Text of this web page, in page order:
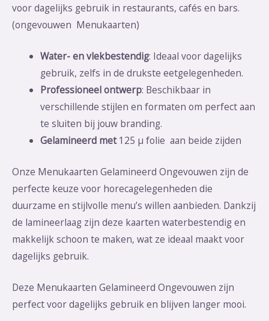
voor dagelijks gebruik in restaurants, cafés en bars.
(ongevouwen Menukaarten)
Water- en vlekbestendig: Ideaal voor dagelijks
gebruik, zelfs in de drukste eetgelegenheden.
Professioneel ontwerp: Beschikbaar in
verschillende stijlen en formaten om perfect aan
te sluiten bij jouw branding.
Gelamineerd met125 µ folie aan beide zijden
Onze Menukaarten Gelamineerd Ongevouwen zijn de
perfecte keuze voor horecagelegenheden die
duurzame en stijlvolle menu’s willen aanbieden. Dankzij
de lamineerlaag zijn deze kaarten waterbestendig en
makkelijk schoon te maken, wat ze ideaal maakt voor
dagelijks gebruik.
Deze Menukaarten Gelamineerd Ongevouwen zijn
perfect voor dagelijks gebruik en blijven langer mooi.